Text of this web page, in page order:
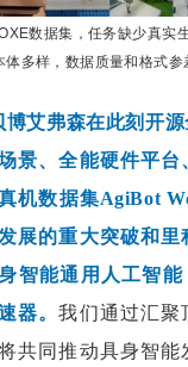
数据集，任务缺少真实
体多样，数据质量和格式参
弗森在此刻开源
景、全能硬件平台
机数据集AgiBot
展的重大突破和里
智能通用人工智
器。我们通过汇聚
共同推动具身智能